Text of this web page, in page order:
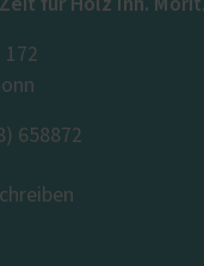
172
658872